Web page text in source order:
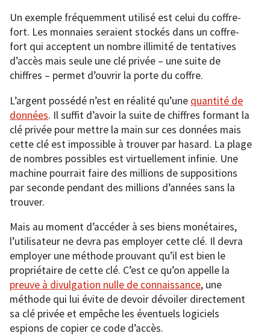
Un exemple fréquemment utilisé est celui du coffre-
fort. Les monnaies seraient stockés dans un coffre-
fort qui acceptent un nombre illimité de tentatives
d’accès mais seule une clé privée – une suite de
chiffres – permet d’ouvrir la porte du coffre.
L’argent possédé n’est en réalité qu’une quantité de
données. Il suffit d’avoir la suite de chiffres formant la
clé privée pour mettre la main sur ces données mais
cette clé est impossible à trouver par hasard. La plage
de nombres possibles est virtuellement infinie. Une
machine pourrait faire des millions de suppositions
par seconde pendant des millions d’années sans la
trouver.
Mais au moment d’accéder à ses biens monétaires,
l’utilisateur ne devra pas employer cette clé. Il devra
employer une méthode prouvant qu’il est bien le
propriétaire de cette clé. C’est ce qu’on appelle la
preuve à divulgation nulle de connaissance, une
méthode qui lui évite de devoir dévoiler directement
sa clé privée et empêche les éventuels logiciels
espions de copier ce code d’accès.